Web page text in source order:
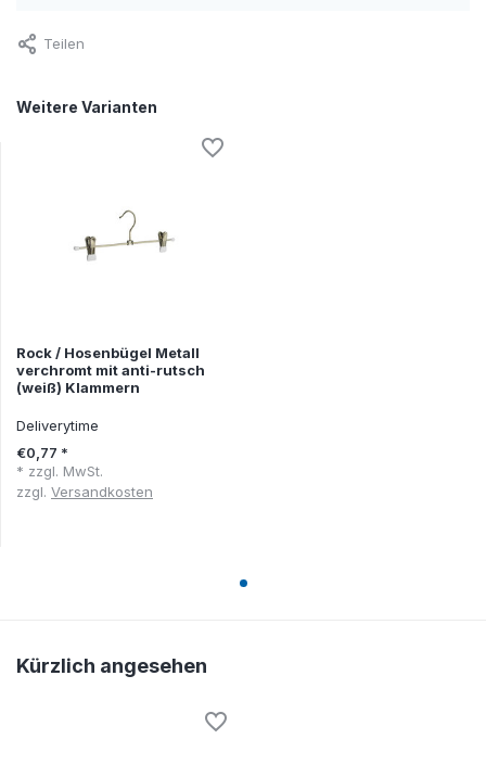
Teilen
Weitere Varianten
Rock / Hosenbügel Metall
verchromt mit anti-rutsch
(weiß) Klammern
Deliverytime
€0,77 *
* zzgl. MwSt.
zzgl. Versandkosten
Kürzlich angesehen